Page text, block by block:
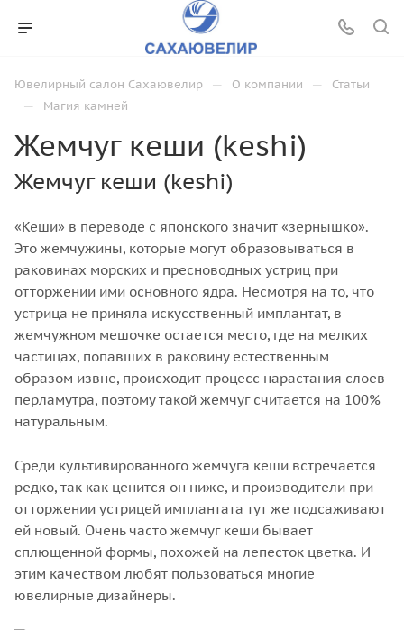
Ювелирный салон Сахаювелир — О компании — Статьи
— Магия камней
Жемчуг кеши (keshi)
Жемчуг кеши (keshi)
«Кеши» в переводе с японского значит «зернышко».
Это жемчужины, которые могут образовываться в
раковинах морских и пресноводных устриц при
отторжении ими основного ядра. Несмотря на то, что
устрица не приняла искусственный имплантат, в
жемчужном мешочке остается место, где на мелких
частицах, попавших в раковину естественным
образом извне, происходит процесс нарастания слоев
перламутра, поэтому такой жемчуг считается на 100%
натуральным.
Среди культивированного жемчуга кеши встречается
редко, так как ценится он ниже, и производители при
отторжении устрицей имплантата тут же подсаживают
ей новый. Очень часто жемчуг кеши бывает
сплющенной формы, похожей на лепесток цветка. И
этим качеством любят пользоваться многие
ювелирные дизайнеры.